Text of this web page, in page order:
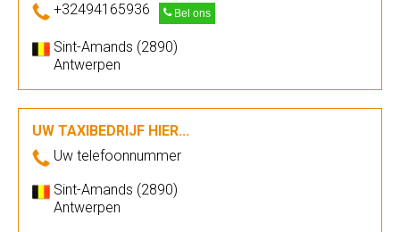
+32494165936
Bel ons
Sint-Amands (2890)
Antwerpen
UW TAXIBEDRIJF HIER...
Uw telefoonnummer
Sint-Amands (2890)
Antwerpen